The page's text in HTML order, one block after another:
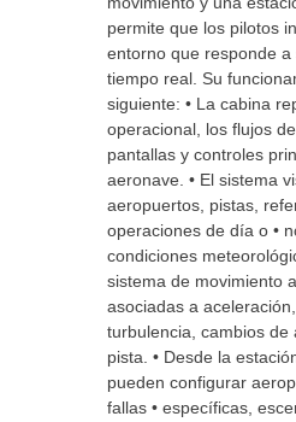
permite que los pilotos
entorno que responde a
tiempo real. Su
siguiente: • La cabina
operacional, los flujos
pantallas y controles
aeronave. • El sistema
aeropuertos, pistas,
operaciones de día o •
condiciones
sistema de movimiento
asociadas a
turbulencia, cambios de
pista. • Desde la
pueden configurar
fallas • específicas,